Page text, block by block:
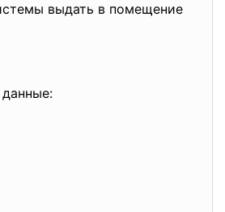
выдать в помещение